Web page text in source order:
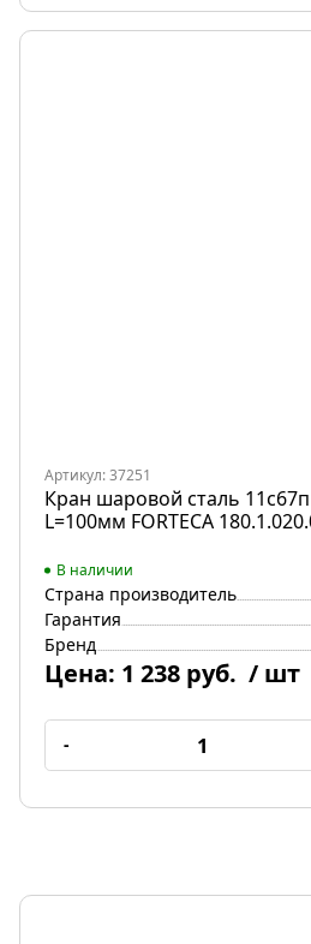
Артикул: 37251
Кран шаровой сталь
L=100мм FORTECA
В наличии
Страна производитель
Гарантия
Бренд
Цена: 1 238 руб. / шт
-